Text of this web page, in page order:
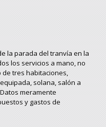
la parada del tranvía en la
los servicios a mano, no
de tres habitaciones,
solana, salón a
meramente
y gastos de